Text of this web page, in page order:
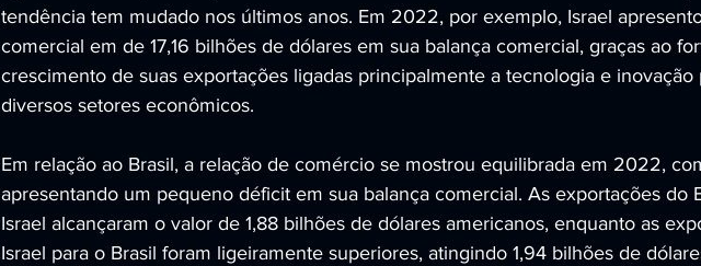
tendência tem mudado nos últimos anos. Em 2022, por exemplo, Israel
comercial em de 17,16 bilhões de dólares em sua balança comercial, graças ao
crescimento de suas exportações ligadas principalmente a tecnologia e inovação
diversos setores econômicos.
Em relação ao Brasil, a relação de comércio se mostrou equilibrada em 2022,
apresentando um pequeno déficit em sua balança comercial. As exportações do
Israel alcançaram o valor de 1,88 bilhões de dólares americanos, enquanto as
Israel para o Brasil foram ligeiramente superiores, atingindo 1,94 bilhões de